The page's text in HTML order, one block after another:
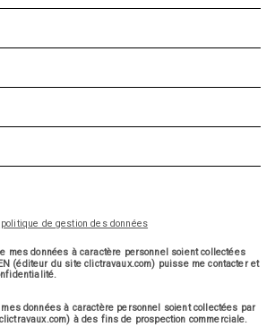
politique de gestion des données
mes données à caractère personnel soient collectées
(éditeur du site clictravaux.com) puisse me contacter et
données à caractère personnel soient collectées par
à des fins de prospection commerciale.